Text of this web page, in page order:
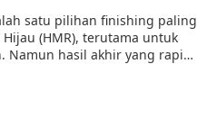
satu pilihan finishing paling
(HMR), terutama untuk
Namun hasil akhir yang rapi…